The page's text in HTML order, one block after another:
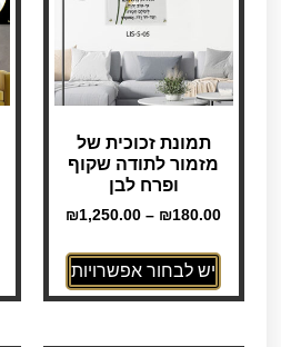
תמונת זכוכית של
מזמור לתודה שקוף
ופרח לבן
₪180.00
–
₪1,250.00
יש לבחור אפשרויות